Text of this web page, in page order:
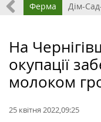
Ферма Дім-
На
окупації
молоком
25 квітня 2022,09:25